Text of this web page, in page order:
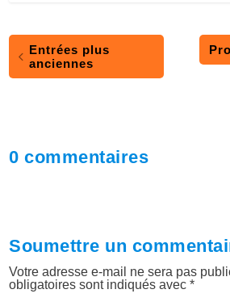
Entrées plus
anciennes
0 commentaires
Soumettre un
Votre adresse e-mail ne sera pas
obligatoires sont indiqués avec*